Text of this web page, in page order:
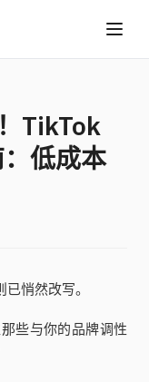
TikTok
低成本
悄然改写。
些与你的品牌调性